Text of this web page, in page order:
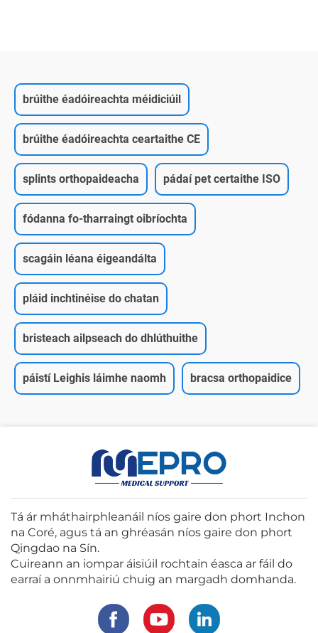
brúithe éadóireachta méidiciúil
brúithe éadóireachta ceartaithe CE
splints orthopaideacha pádaí pet certaithe ISO
fódanna fo-tharraingt oibríochta
scagáin léana éigeandálta
pláid inchtinéise do chatan
bristeach ailpseach do dhlúthuithe
páistí Leighis láimhe naomh bracsa orthopaidice
Tá ár mháthairphleanáil níos gaire don phort Inchon
na Coré, agus tá an ghréasán níos gaire don phort
Qingdao na Sín.
Cuireann an iompar áisiúil rochtain éasca ar fáil do
earraí a onnmhairiú chuig an margadh domhanda.